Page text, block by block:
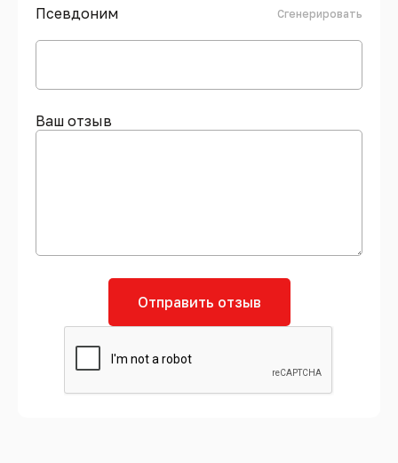
Псевдоним Сгенерировать
Ваш отзыв
Отправить отзыв